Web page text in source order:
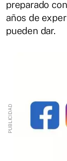
preparado
años de
pueden dar.